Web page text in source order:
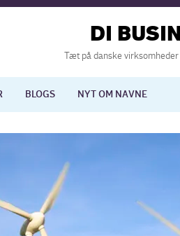
DI
Tæt på danske
BLOGS NYT OM NAVNE